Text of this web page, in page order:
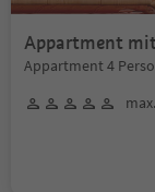
Appartment
Appartment 4